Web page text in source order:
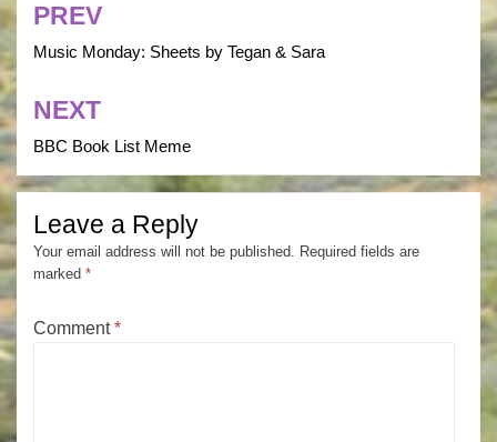
Post
navigation
PREV
Music Monday: Sheets by Tegan & Sara
NEXT
BBC Book List Meme
Leave a Reply
Your email address will not be published. Required fields are
marked *
Comment*